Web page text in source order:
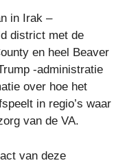
in Irak –
district met de
en heel Beaver
-administratie
over hoe het
in regio’s waar
van de VA.
van deze